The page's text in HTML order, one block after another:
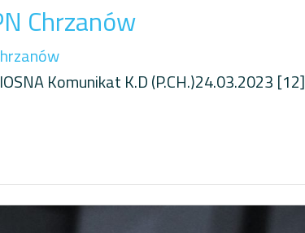
Chrzanów
Komunikat K.D (P.CH.)24.03.2023 [12]